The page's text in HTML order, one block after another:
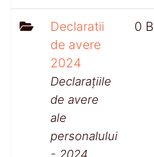
Declaratii
de avere
2024
Declarațiile
de avere
ale
personalului
- 2024
0 B